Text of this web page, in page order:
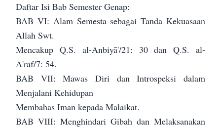
Daftar Isi Bab Semester Genap:
BAB VI: Alam Semesta sebagai Tanda Kekuasaan
Allah Swt.
Mencakup Q.S. al-Anbiyā'/21: 30 dan Q.S. al-
A'rāf/7: 54.
BAB VII: Mawas Diri dan Introspeksi dalam
Menjalani Kehidupan
Membahas Iman kepada Malaikat.
BAB VIII: Menghindari Gibah dan Melaksanakan